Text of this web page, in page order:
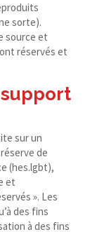
sorte).
source et
réservés et
sur un
de
(hes​.lgbt),
et
». Les
des fins
à des fins